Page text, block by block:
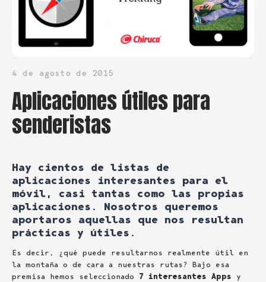
4 de agosto de 2015
Aplicaciones útiles para
senderistas
Hay cientos de listas de
aplicaciones interesantes para el
móvil, casi tantas como las propias
aplicaciones. Nosotros queremos
aportaros aquellas que nos resultan
prácticas y útiles.
Es decir, ¿qué puede resultarnos realmente útil en
la montaña o de cara a nuestras rutas? Bajo esa
premisa hemos seleccionado 7 interesantes Apps y